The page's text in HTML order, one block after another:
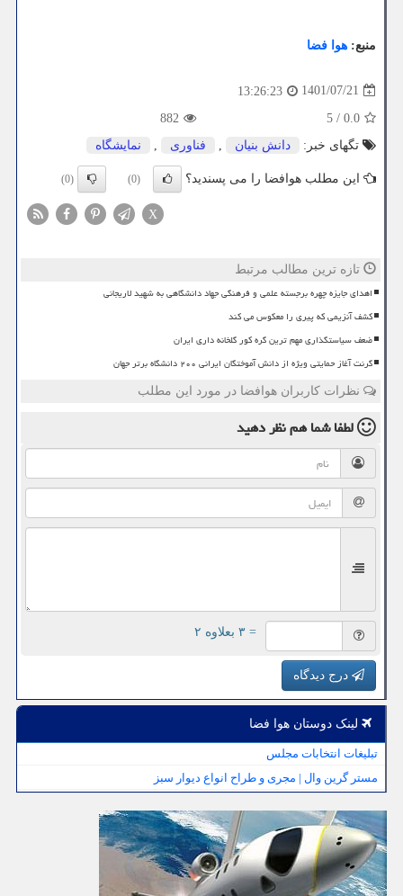
منبع: هوا فضا
1401/07/21
13:26:23
0.0
/
5
882
تگهای خبر:
دانش بنیان , فناوری , نمایشگاه
این مطلب هوافضا را می پسندید؟ (0)
(0)
X
تازه ترین مطالب مرتبط
اهدای جایزه چهره برجسته علمی و فرهنگی جهاد دانشگاهی به شهید لاریجانی
کشف آنزیمی که پیری را معکوس می کند
ضعف سیاستگذاری مهم ترین گره کور گلخانه داری ایران
گرنت آغاز حمایتی ویژه از دانش آموختگان ایرانی ۲۰۰ دانشگاه برتر جهان
نظرات کاربران هوافضا در مورد این مطلب
لطفا شما همنظر دهید
= ۳ بعلاوه ۲
درج دیدگاه
لینک دوستان هوا فضا
تبلیغات انتخابات مجلس
مستر گرین وال | مجری و طراح انواع دیوار سبز